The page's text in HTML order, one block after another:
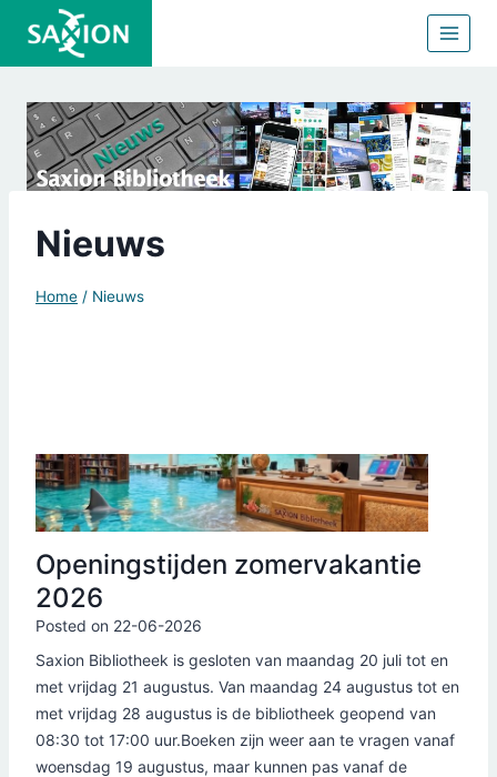
Doorgaan
naar
Nieuws
Home / Nieuws
Openingstijden zomervakantie
2026
Posted on 22-06-2026
Saxion Bibliotheek is gesloten van maandag 20 juli tot en
met vrijdag 21 augustus. Van maandag 24 augustus tot en
met vrijdag 28 augustus is de bibliotheek geopend van
08:30 tot 17:00 uur.Boeken zijn weer aan te vragen vanaf
woensdag 19 augustus, maar kunnen pas vanaf de